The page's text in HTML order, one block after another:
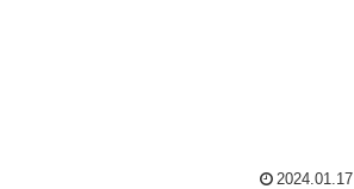
2024.01.17